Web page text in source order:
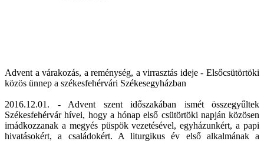
Advent a várakozás, a reménység, a virrasztás ideje - Elsőcsütörtöki
közös ünnep a székesfehérvári Székesegyházban
2016.12.01. - Advent szent időszakában ismét összegyűltek
Székesfehérvár hívei, hogy a hónap első csütörtöki napján közösen
imádkozzanak a megyés püspök vezetésével, egyházunkért, a papi
hivatásokért, a családokért. A liturgikus év első alkalmának a